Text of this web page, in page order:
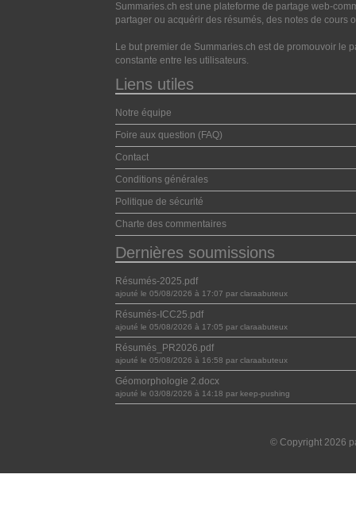
Summaries.ch est une plateforme de partage web-
partager ou acquérir des résumés, des notes de cours
Le but premier de Summaries.ch est de promouvoir le
constante entre les utilisateurs.
Liens utiles
Notre équipe
Foire aux question (FAQ)
Contact
Conditions générales
Politique de sécurité
Charte des commentaires
Dernières soumissions
Résumés-2025.pdf
ajouté le 05/08/2026 à 17:07 par claraabuteux
Résumés-ICC25.pdf
ajouté le 05/08/2026 à 17:05 par claraabuteux
Résumés_PR2026.pdf
ajouté le 05/08/2026 à 16:58 par claraabuteux
Géomorphologie 2.docx
ajouté le 03/08/2026 à 14:18 par keep-pushing
© Copyright 2026